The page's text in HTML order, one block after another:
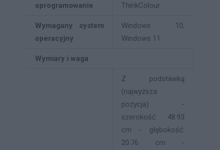
oprogramowanie
ThinkColour
Wymagany system
operacyjny
Windows 10,
Windows 11
Wymiary i waga
Z podstawką
(najwyższa
pozycja) -
szerokość: 48.93
cm - głębokość:
20.76 cm -